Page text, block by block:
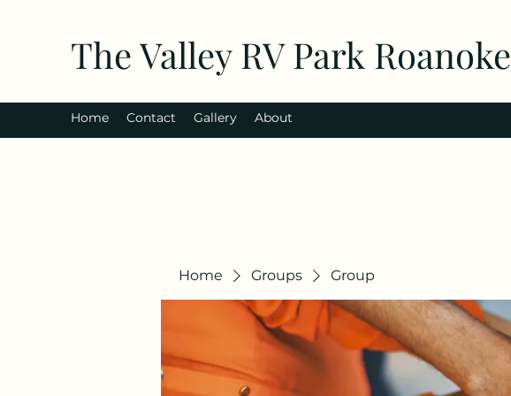
The Valley RV Park Roanoke
Home Contact Gallery About
Home Groups Group